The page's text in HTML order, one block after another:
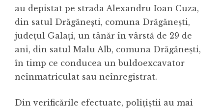
au depistat pe strada Alexandru Ioan Cuza,
din satul Drăgănești, comuna Drăgănești,
județul Galați, un tânăr în vârstă de 29 de
ani, din satul Malu Alb, comuna Drăgănești,
în timp ce conducea un buldoexcavator
neînmatriculat sau neînregistrat.
Din verificările efectuate, polițiștii au mai